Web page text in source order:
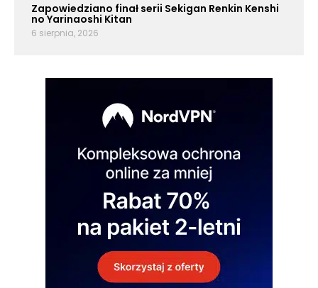
Zapowiedziano finał serii Sekigan Renkin Kenshi
no Yarinaoshi Kitan
6 sierpnia, 2026